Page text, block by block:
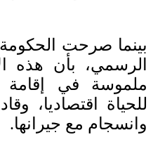
بينما صرحت الحكومة
الرسمي، بأن هذه
ملموسة في إقامة
للحياة اقتصاديا،
وانسجام مع جيرانها.